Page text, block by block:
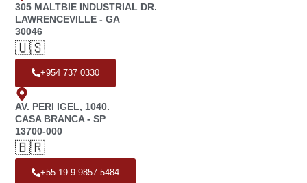
305 MALTBIE INDUSTRIAL DR.
LAWRENCEVILLE - GA
30046
🇺🇸
+954 737 0330
AV. PERI IGEL, 1040.
CASA BRANCA - SP
13700-000
🇧🇷
+55 19 9 9857-5484